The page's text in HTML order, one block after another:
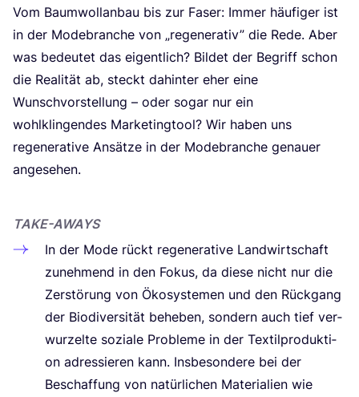
Vom Baum­wollan­bau bis zur Faser: Immer häu­fi­ger ist
in der Mode­bran­che von „rege­ne­ra­tiv” die Rede. Aber
was bedeu­tet das eigent­lich? Bil­det der Begriff schon
die Rea­li­tät ab, steckt dahin­ter eher eine
Wunsch­vor­stel­lung – oder sogar nur ein
wohl­klin­gen­des Mar­ke­ting­tool? Wir haben uns
rege­ne­ra­ti­ve Ansät­ze in der Mode­bran­che genau­er
angesehen.
TAKE-AWAYS
In der Mode rückt rege­ne­ra­ti­ve Land­wirt­schaft
zuneh­mend in den Fokus, da die­se nicht nur die
Zer­stö­rung von Öko­sys­te­men und den Rück­gang
der Bio­di­ver­si­tät behe­ben, son­dern auch tief ver­
wur­zel­te sozia­le Pro­ble­me in der Tex­til­pro­duk­ti­
on adres­sie­ren kann. Ins­be­son­de­re bei der
Beschaf­fung von natür­li­chen Mate­ria­li­en wie